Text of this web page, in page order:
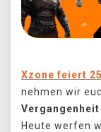
Xzone feiert
nehmen wir
Vergangenheit
Heute werfen